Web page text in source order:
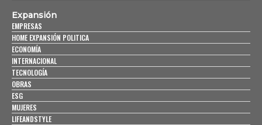
Expansión
EMPRESAS
HOME EXPANSIÓN POLITICA
ECONOMÍA
INTERNACIONAL
TECNOLOGÍA
OBRAS
ESG
MUJERES
LIFEANDSTYLE